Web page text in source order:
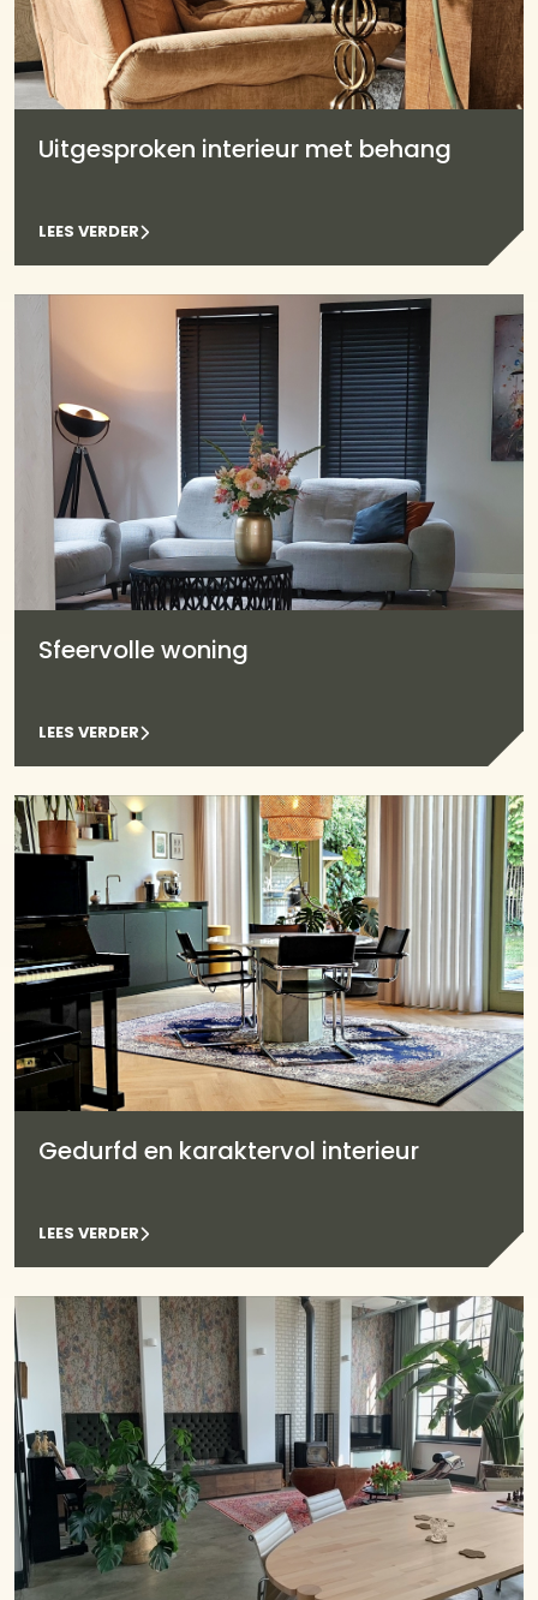
Uitgesproken interieur met behang
LEES VERDER
Sfeervolle woning
LEES VERDER
Gedurfd en karaktervol interieur
LEES VERDER